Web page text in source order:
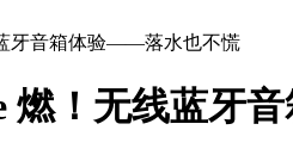
蓝牙音箱体验——落水也不慌
燃！无线蓝牙